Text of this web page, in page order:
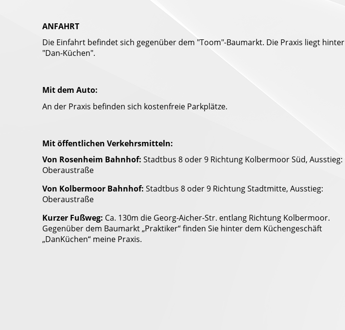
ANFAHRT
Die Einfahrt befindet sich gegenüber dem "Toom"-Baumarkt. Die Praxis liegt hinter
"Dan-Küchen".
Mit dem Auto:
An der Praxis befinden sich kostenfreie Parkplätze.
Mit öffentlichen Verkehrsmitteln:
Von Rosenheim Bahnhof: Stadtbus 8 oder 9 Richtung Kolbermoor Süd, Ausstieg:
Oberaustraße
Von Kolbermoor Bahnhof: Stadtbus 8 oder 9 Richtung Stadtmitte, Ausstieg:
Oberaustraße
Kurzer Fußweg: Ca. 130m die Georg-Aicher-Str. entlang Richtung Kolbermoor.
Gegenüber dem Baumarkt „Praktiker“ finden Sie hinter dem Küchengeschäft
„DanKüchen“ meine Praxis.